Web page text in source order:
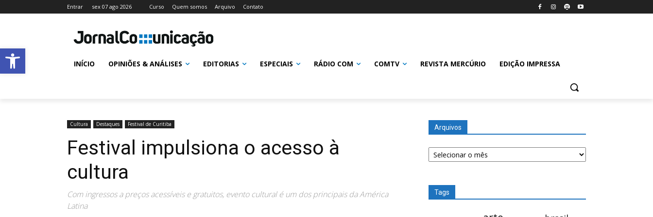
Abrir a barra de ferramentas
Entrar sex 07 ago 2026 Curso Quem somos Arquivo Contato
INÍCIO OPINIÕES & ANÁLISES EDITORIAS ESPECIAIS RÁDIO COM COMTV REVISTA MERCÚRIO EDIÇÃO IMPRESSA
Cultura Destaques Festival de Curitiba
Festival impulsiona o acesso à
cultura
Com ingressos a preços acessíveis e gratuitos, evento cultural é um dos principais da América
Latina
Arquivos
Arquivos
Tags